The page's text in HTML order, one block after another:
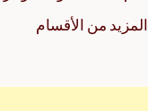
المزيد من الأقسام